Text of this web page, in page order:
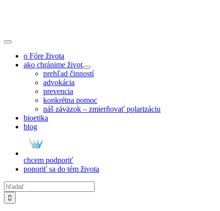
Toggle
Navigationo Fóre života
ako chránime život
prehľad činností
advokácia
prevencia
konkrétna pomoc
náš záväzok – zmierňovať polarizáciu
bioetika
blog
chcem podporiť
ponoriť sa do tém života
Hľadať: